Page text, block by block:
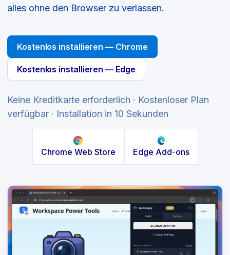
alles ohne den Browser zu verlassen.
Kostenlos installieren — Chrome
Kostenlos installieren — Edge
Keine Kreditkarte erforderlich · Kostenloser Plan
verfügbar · Installation in 10 Sekunden
Chrome Web Store Edge Add-ons